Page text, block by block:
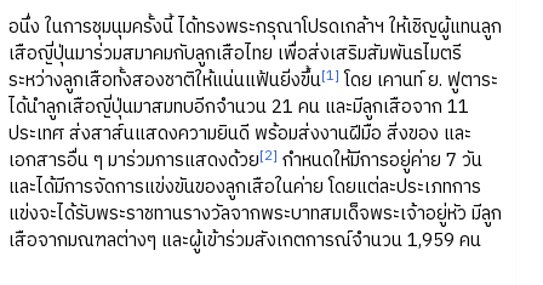
อนึ่ง ในการชุมนุมครั้งนี้ ได้ทรงพระกรุณาโปรดเกล้าฯ ให้เชิญผู้แทนลูก
เสือญี่ปุ่นมาร่วมสมาคมกับลูกเสือไทย เพื่อส่งเสริมสัมพันธไมตรี
ระหว่างลูกเสือทั้งสองชาติให้แน่นแฟ้นยิ่งขึ้น[1] โดย เคานท์ ย. ฟูตาระ
ได้นำลูกเสือญี่ปุ่นมาสมทบอีกจำนวน 21 คน และมีลูกเสือจาก 11
ประเทศ ส่งสาส์นแสดงความยินดี พร้อมส่งงานฝีมือ สิ่งของ และ
เอกสารอื่น ๆ มาร่วมการแสดงด้วย[2] กำหนดให้มีการอยู่ค่าย 7 วัน
และได้มีการจัดการแข่งขันของลูกเสือในค่าย โดยแต่ละประเภทการ
แข่งจะได้รับพระราชทานรางวัลจากพระบาทสมเด็จพระเจ้าอยู่หัว มีลูก
เสือจากมณฑลต่างๆ และผู้เข้าร่วมสังเกตการณ์จำนวน 1,959 คน